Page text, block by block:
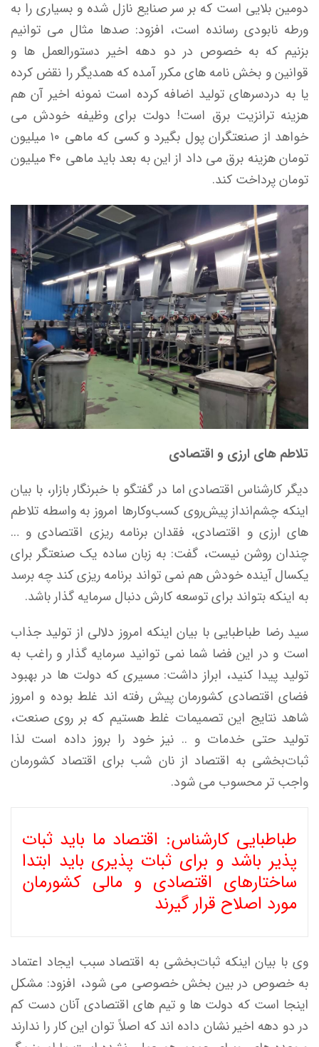
دومین بلایی است که بر سر صنایع نازل شده و بسیاری را به
ورطه نابودی رسانده است، افزود: صدها مثال می توانیم
بزنیم که به خصوص در دو دهه اخیر دستورالعمل ها و
قوانین و بخش نامه های مکرر آمده که همدیگر را نقض کرده
یا به دردسرهای تولید اضافه کرده است نمونه اخیر آن هم
هزینه ترانزیت برق است! دولت برای وظیفه خودش می
خواهد از صنعتگران پول بگیرد و کسی که ماهی ۱۰ میلیون
تومان هزینه برق می داد از این به بعد باید ماهی ۴۰ میلیون
تومان پرداخت کند.
تلاطم های ارزی و اقتصادی
دیگر کارشناس اقتصادی اما در گفتگو با خبرنگار بازار، با بیان
اینکه چشم‌انداز پیش‌روی کسب‌وکارها امروز به واسطه تلاطم
های ارزی و اقتصادی، فقدان برنامه ریزی اقتصادی و …
چندان روشن نیست، گفت: به زبان ساده یک صنعتگر برای
یکسال آینده خودش هم نمی تواند برنامه ریزی کند چه برسد
به اینکه بتواند برای توسعه کارش دنبال سرمایه گذار باشد.
سید رضا طباطبایی با بیان اینکه امروز دلالی از تولید جذاب
است و در این فضا شما نمی توانید سرمایه گذار و راغب به
تولید پیدا کنید، ابراز داشت: مسیری که دولت ها در بهبود
فضای اقتصادی کشورمان پیش رفته اند غلط بوده و امروز
شاهد نتایج این تصمیمات غلط هستیم که بر روی صنعت،
تولید حتی خدمات و .. نیز خود را بروز داده است لذا
ثبات‌بخشی به اقتصاد از نان شب برای اقتصاد کشورمان
واجب تر محسوب می شود.
طباطبایی کارشناس: اقتصاد ما باید ثبات
پذیر باشد و برای ثبات پذیری باید ابتدا
ساختارهای اقتصادی و مالی کشورمان
مورد اصلاح قرار گیرند
وی با بیان اینکه ثبات‌بخشی به اقتصاد سبب ایجاد اعتماد
به خصوص در بین بخش خصوصی می شود، افزود: مشکل
اینجا است که دولت ها و تیم های اقتصادی آنان دست کم
در دو دهه اخیر نشان داده اند که اصلاً توان این کار را ندارند